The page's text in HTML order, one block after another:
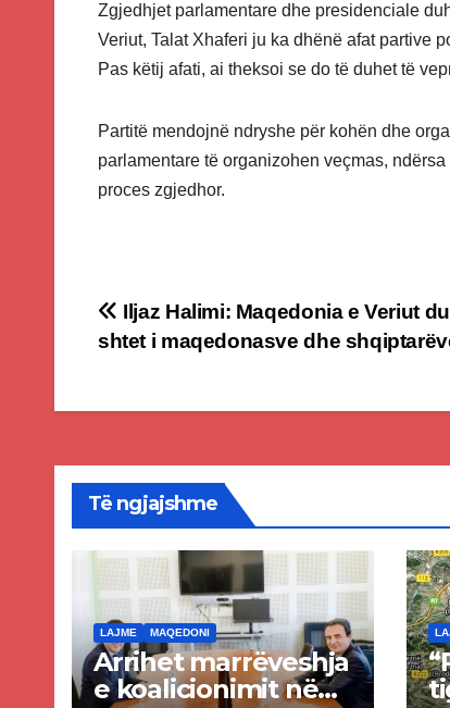
Zgjedhjet parlamentare dhe presidenciale
Veriut, Talat Xhaferi ju ka dhënë afat partive
Pas këtij afati, ai theksoi se do të duhet të
Partitë mendojnë ndryshe për kohën dhe
parlamentare të organizohen veçmas,
proces zgjedhor.
Post
navigation
Iljaz Halimi: Maqedonia e Veriut
shtet i maqedonasve dhe
Të ngjajshme
LAJME MAQEDONI
Arrihet marrëveshja
e koalicionimit në